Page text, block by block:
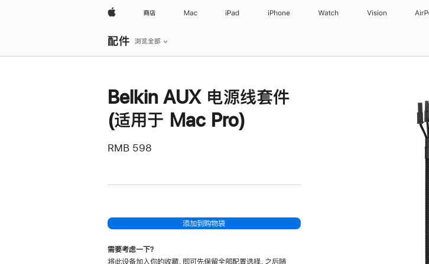
Apple 商店 Mac iPad iPhone Watch Vision
配件
航
浏览全部
Belkin AUX 电源线套件
(适用于 Mac Pro)
RMB 598
添加到购物袋
需要考虑一下？
将此设备加入你的收藏，即可先保留全部配置选择，之后随